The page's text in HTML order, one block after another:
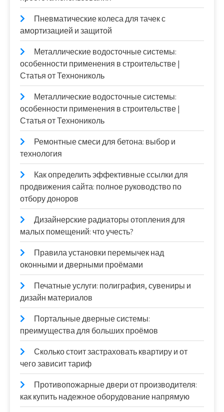
Пневматические колеса для тачек с
амортизацией и защитой
Металлические водосточные системы:
особенности применения в строительстве |
Статья от Технониколь
Металлические водосточные системы:
особенности применения в строительстве |
Статья от Технониколь
Ремонтные смеси для бетона: выбор и
технология
Как определить эффективные ссылки для
продвижения сайта: полное руководство по
отбору доноров
Дизайнерские радиаторы отопления для
малых помещений: что учесть?
Правила установки перемычек над
оконными и дверными проёмами
Печатные услуги: полиграфия, сувениры и
дизайн материалов
Портальные дверные системы:
преимущества для больших проёмов
Сколько стоит застраховать квартиру и от
чего зависит тариф
Противопожарные двери от производителя:
как купить надежное оборудование напрямую